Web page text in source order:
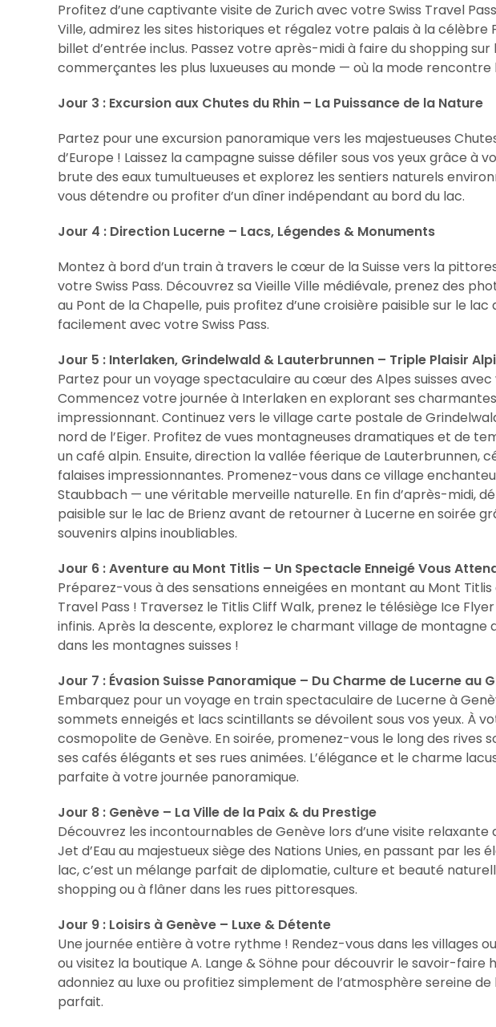
Profitez d’une captivante visite de Zurich avec votre Swiss Travel
Ville, admirez les sites historiques et régalez votre palais à la célèbre
billet d’entrée inclus. Passez votre après-midi à faire du shopping sur
commerçantes les plus luxueuses au monde — où la mode rencontre
Jour 3 : Excursion aux Chutes du Rhin – La Puissance de la Nature
Partez pour une excursion panoramique vers les majestueuses
d’Europe ! Laissez la campagne suisse défiler sous vos yeux grâce à
brute des eaux tumultueuses et explorez les sentiers naturels
vous détendre ou profiter d’un dîner indépendant au bord du lac.
Jour 4 : Direction Lucerne – Lacs, Légendes & Monuments
Montez à bord d’un train à travers le cœur de la Suisse vers la
votre Swiss Pass. Découvrez sa Vieille Ville médiévale, prenez des
au Pont de la Chapelle, puis profitez d’une croisière paisible sur le
facilement avec votre Swiss Pass.
Jour 5 : Interlaken, Grindelwald & Lauterbrunnen – Triple Plaisir
Partez pour un voyage spectaculaire au cœur des Alpes suisses avec
Commencez votre journée à Interlaken en explorant ses
impressionnant. Continuez vers le village carte postale de
nord de l’Eiger. Profitez de vues montagneuses dramatiques et de
un café alpin. Ensuite, direction la vallée féerique de Lauterbrunnen,
falaises impressionnantes. Promenez-vous dans ce village
Staubbach — une véritable merveille naturelle. En fin d’après-midi,
paisible sur le lac de Brienz avant de retourner à Lucerne en soirée
souvenirs alpins inoubliables.
Jour 6 : Aventure au Mont Titlis – Un Spectacle Enneigé Vous
Préparez-vous à des sensations enneigées en montant au Mont
Travel Pass ! Traversez le Titlis Cliff Walk, prenez le télésiège Ice
infinis. Après la descente, explorez le charmant village de montagne
dans les montagnes suisses !
Jour 7 : Évasion Suisse Panoramique – Du Charme de Lucerne au
Embarquez pour un voyage en train spectaculaire de Lucerne à
sommets enneigés et lacs scintillants se dévoilent sous vos yeux. À
cosmopolite de Genève. En soirée, promenez-vous le long des rives
ses cafés élégants et ses rues animées. L’élégance et le charme
parfaite à votre journée panoramique.
Jour 8 : Genève – La Ville de la Paix & du Prestige
Découvrez les incontournables de Genève lors d’une visite relaxante
Jet d’Eau au majestueux siège des Nations Unies, en passant par
lac, c’est un mélange parfait de diplomatie, culture et beauté
shopping ou à flâner dans les rues pittoresques.
Jour 9 : Loisirs à Genève – Luxe & Détente
Une journée entière à votre rythme ! Rendez-vous dans les villages
ou visitez la boutique A. Lange & Söhne pour découvrir le savoir-faire
adonniez au luxe ou profitiez simplement de l’atmosphère sereine
parfait.